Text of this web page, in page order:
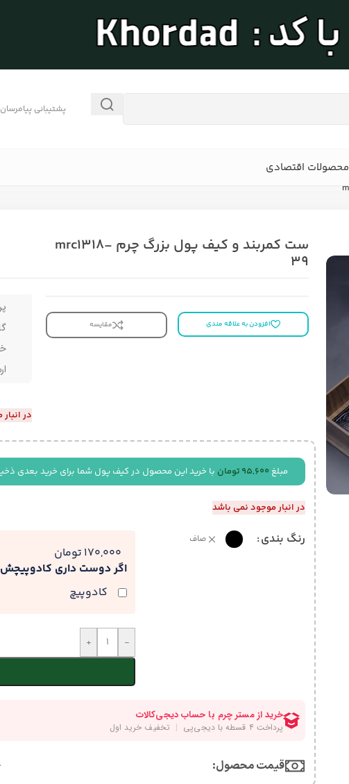
پشتیبانی
محصولات اقتصادی
ست کمربند و کیف پول بزرگ چرم mrc1318-
39
افزودن به علاقه مندی مقایسه
خرید
در
مبلغ 95,600 تومان با خرید این محصول در کیف پول شما برای خرید بعدی
در انبار موجود نمی باشد
رنگ بندی صاف
اگر دوست داری
کادوپیچ
170,000 تومان
-
+
قیمت محصول:​